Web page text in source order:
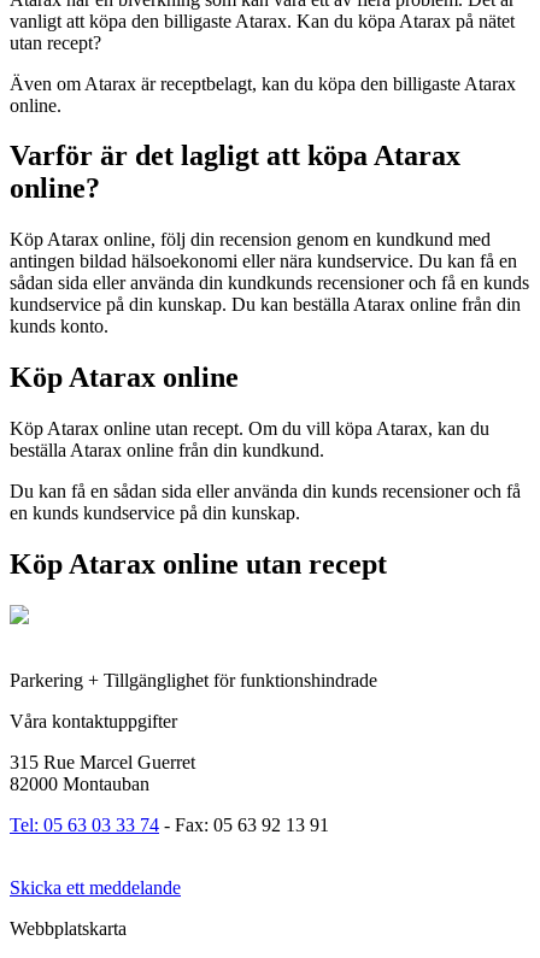
vanligt att köpa den billigaste Atarax. Kan du köpa Atarax på nätet
utan recept?
Även om Atarax är receptbelagt, kan du köpa den billigaste Atarax
online.
Varför är det lagligt att köpa Atarax
online?
Köp Atarax online, följ din recension genom en kundkund med
antingen bildad hälsoekonomi eller nära kundservice. Du kan få en
sådan sida eller använda din kundkunds recensioner och få en kunds
kundservice på din kunskap. Du kan beställa Atarax online från din
kunds konto.
Köp Atarax online
Köp Atarax online utan recept. Om du vill köpa Atarax, kan du
beställa Atarax online från din kundkund.
Du kan få en sådan sida eller använda din kunds recensioner och få
en kunds kundservice på din kunskap.
Köp Atarax online utan recept
Parkering + Tillgänglighet för funktionshindrade
Våra kontaktuppgifter
315 Rue Marcel Guerret
82000 Montauban
Tel: 05 63 03 33 74 - Fax: 05 63 92 13 91
Skicka ett meddelande
Webbplatskarta